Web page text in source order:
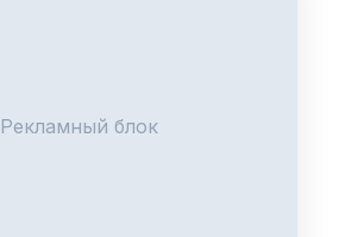
Рекламный блок